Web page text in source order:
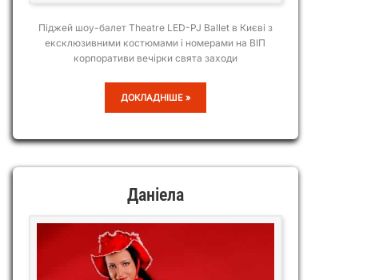
Піджей шоу-балет Theatre LED-PJ Ballet в Києві з
ексклюзивними костюмами і номерами на ВІП
корпоративи вечірки свята заходи
THEATRE
LED-
BALLET
ДОКЛАДНІШЕ »
Даніела